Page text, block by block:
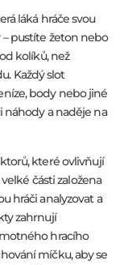
láká hráče svou
pustíte žeton nebo
kolíků, než
Každý slot
body nebo jiné
náhody a naděje na
které ovlivňují
části založena
hráči analyzovat a
zahrnují
hracího
míčku, aby se